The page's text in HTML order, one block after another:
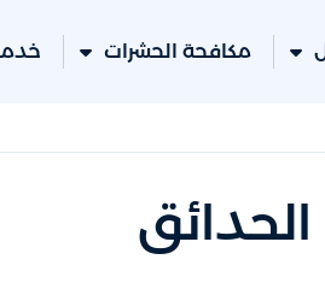
مكافحة الحشرات